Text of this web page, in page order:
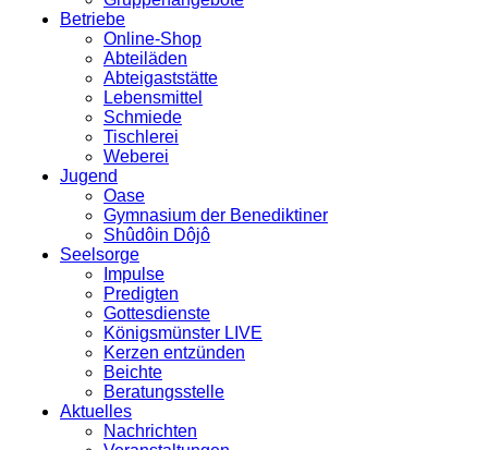
Betriebe
Online-Shop
Abteiläden
Abteigaststätte
Lebensmittel
Schmiede
Tischlerei
Weberei
Jugend
Oase
Gymnasium der Benediktiner
Shûdôin Dôjô
Seelsorge
Impulse
Predigten
Gottesdienste
Königsmünster LIVE
Kerzen entzünden
Beichte
Beratungsstelle
Aktuelles
Nachrichten